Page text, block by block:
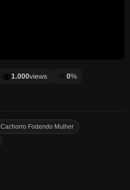
1.000views 0%
Cachorro Fodendo Mulher